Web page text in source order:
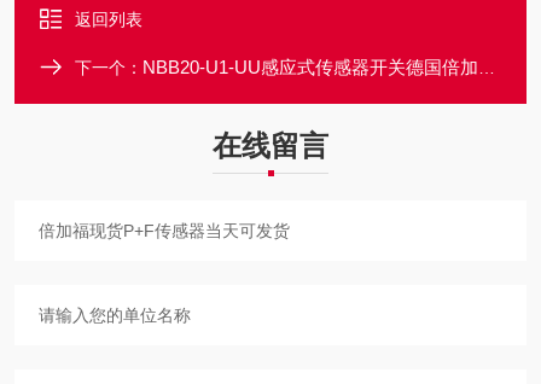
返回列表
下一个： NBB20-U1-UU感应式传感器开关德国倍加福上海总代理
在线留言